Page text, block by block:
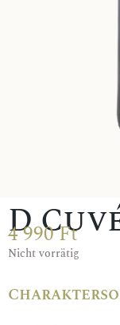
D
4 990Ft
Nicht vorrätig